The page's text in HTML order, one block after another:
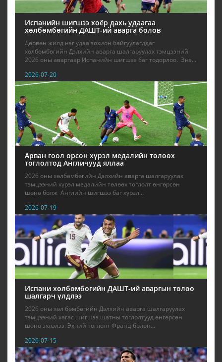
Испанийн шигшээ хоёр дахь удаагаа
хөлбөмбөгийн ДАШТ-ий аварга болов
Дөрвөн жилд нэг удаа зохион байгуулагддаг
хөлбөмбөгийн Дэлхийн аварга шалгаруулах тэмцээний
2026 оны аваргаар Испанийн шигшээ баг тодорлоо. Энэ...
2026-07-20
Арван гоол орсон хүрэл медалийн төлөөх
тоглолтод Англичууд яллаа
2026 оны хөлбөмбөгийн Дэлхийн аварга шалгаруулах
тэмцээний хүрэл медалийн төлөөх тоглолт өнгөрсөн
шөнө болж Английн шигшээ баг хүрэл...
2026-07-19
Испани хөлбөмбөгийн ДАШТ-ий аваргын төлөө
шалгарч үлдлээ
2026 оны хөл бөмбөгийн Дэлхийн аварга шалгаруулах
тэмцээний хагас шигшээ шатны тоглолтууд өнгөрсөн
шөнө эхлэлээ. Эхний тоглолт Франц болон...
2026-07-15